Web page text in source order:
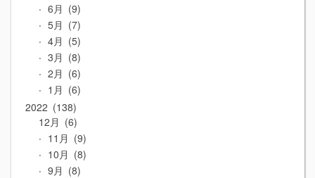
6月
9
5月
7
4月
5
3月
8
2月
6
1月
6
2022
138
12月
6
11月
9
10月
8
9月
8